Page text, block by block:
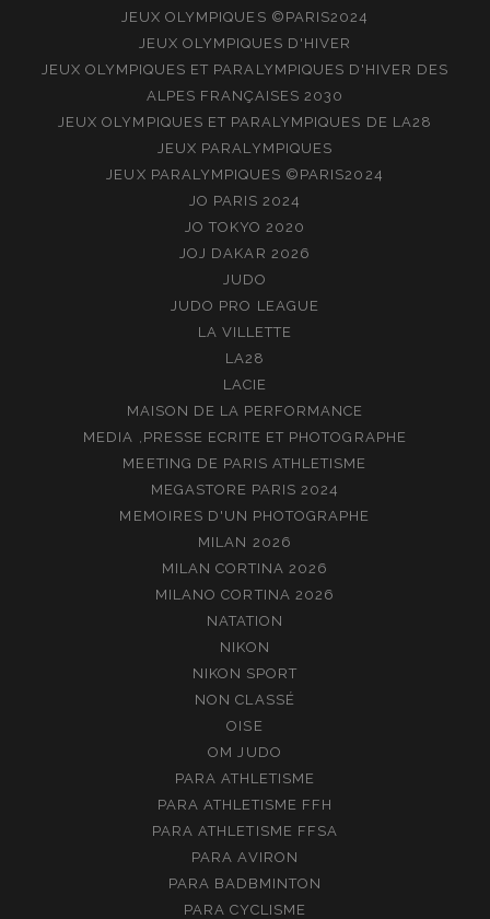
JEUX OLYMPIQUES ©PARIS2024
JEUX OLYMPIQUES D'HIVER
JEUX OLYMPIQUES ET PARALYMPIQUES D'HIVER DES
ALPES FRANÇAISES 2030
JEUX OLYMPIQUES ET PARALYMPIQUES DE LA28
JEUX PARALYMPIQUES
JEUX PARALYMPIQUES ©PARIS2024
JO PARIS 2024
JO TOKYO 2020
JOJ DAKAR 2026
JUDO
JUDO PRO LEAGUE
LA VILLETTE
LA28
LACIE
MAISON DE LA PERFORMANCE
MEDIA ,PRESSE ECRITE ET PHOTOGRAPHE
MEETING DE PARIS ATHLETISME
MEGASTORE PARIS 2024
MEMOIRES D'UN PHOTOGRAPHE
MILAN 2026
MILAN CORTINA 2026
MILANO CORTINA 2026
NATATION
NIKON
NIKON SPORT
NON CLASSÉ
OISE
OM JUDO
PARA ATHLETISME
PARA ATHLETISME FFH
PARA ATHLETISME FFSA
PARA AVIRON
PARA BADBMINTON
PARA CYCLISME